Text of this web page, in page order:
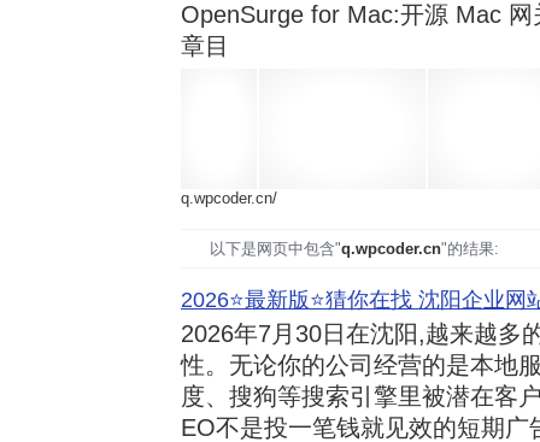
OpenSurge for Mac:开源 Mac
章目
q.wpcoder.cn/
以下是网页中包含"q.wpcoder.cn"的结果:
2026⭐️最新版⭐️猜你在找 沈阳企业网
2026年7月30日在沈阳,越来越多
性。无论你的公司经营的是本地
度、搜狗等搜索引擎里被潜在客
EO不是投一笔钱就见效的短期